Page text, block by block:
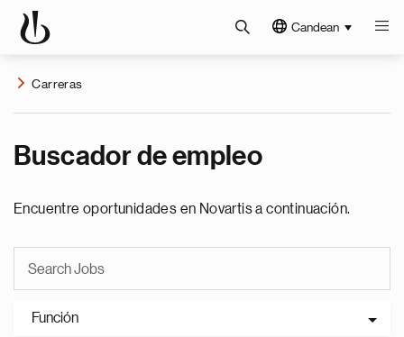
Candean
Carreras
Buscador de empleo
Encuentre oportunidades en Novartis a continuación.
Función